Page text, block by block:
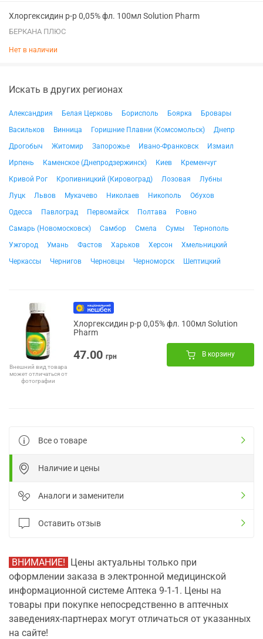
Хлоргексидин р-р 0,05% фл. 100мл Solution Pharm
БЕРКАНА ПЛЮС
Нет в наличии
Искать в других регионах
Александрия Белая Церковь Борисполь Боярка
Бровары
Васильков
Винница Горишние Плавни (Комсомольск)
Днепр
Дрогобыч
Житомир Запорожье Ивано-Франковск
Измаил
Ирпень
Каменское (Днепродзержинск) Киев
Кременчуг
Кривой Рог
Кропивницкий (Кировоград) Лозовая
Лубны
Луцк
Львов Мукачево Николаев Никополь
Обухов
Одесса
Павлоград Первомайск Полтава
Ровно
Самарь (Новомосковск)
Самбор Смела Сумы
Тернополь
Ужгород
Умань Фастов Харьков Херсон
Хмельницкий
Черкассы
Чернигов Черновцы Черноморск Шептицкий
Внешний вид товара
может отличаться от
фотографии
Хлоргексидин р-р 0,05% фл. 100мл Solution
Pharm
47.00 грн В корзину
Все о товаре
Наличие и цены
Аналоги и заменители
Оставить отзыв
ВНИМАНИЕ! Цены актуальны только при
оформлении заказа в электронной медицинской
информационной системе Аптека 9-1-1. Цены на
товары при покупке непосредственно в аптечных
заведениях-партнерах могут отличаться от указанных
на сайте!